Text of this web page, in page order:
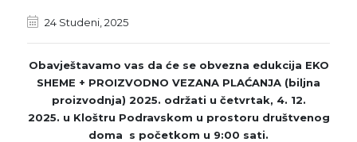
24 Studeni, 2025
Obavještavamo vas da će se obvezna edukcija EKO
SHEME + PROIZVODNO VEZANA PLAĆANJA (biljna
proizvodnja) 2025. održati u četvrtak, 4. 12.
2025. u Kloštru Podravskom u prostoru društvenog
doma s početkom u 9:00 sati.